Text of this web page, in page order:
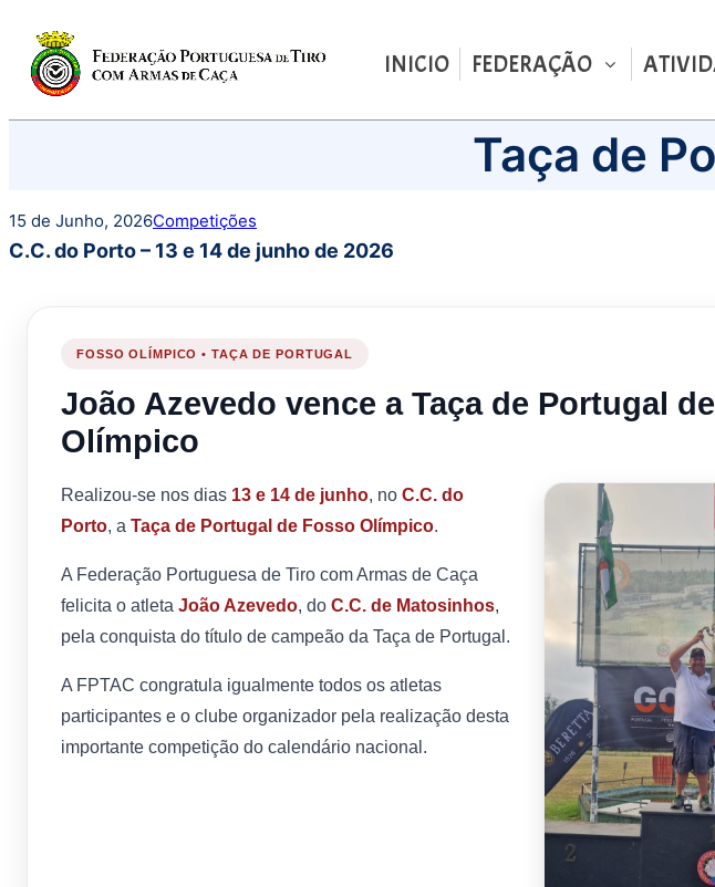
INICIO FEDERAÇÃO
conteúdo
Taça de
15 de Junho, 2026Competições
C.C. do Porto – 13 e 14 de junho de 2026
FOSSO OLÍMPICO • TAÇA DE PORTUGAL
João Azevedo vence a Taça de Portugal
Olímpico
Realizou-se nos dias 13 e 14 de junho, no C.C. do
Porto, a Taça de Portugal de Fosso Olímpico.
A Federação Portuguesa de Tiro com Armas de Caça
felicita o atleta João Azevedo, do C.C. de Matosinhos,
pela conquista do título de campeão da Taça de Portugal.
A FPTAC congratula igualmente todos os atletas
participantes e o clube organizador pela realização desta
importante competição do calendário nacional.